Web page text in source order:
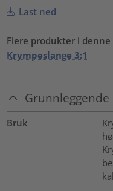
Last ned
Flere produkter i
Krympeslange 3:1
Bruk